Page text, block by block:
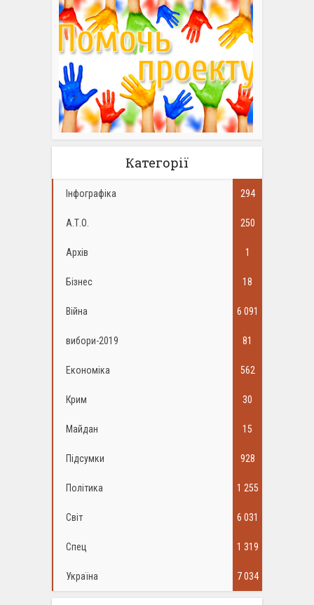
Категорії
Інфографіка 294
А.Т.О. 250
Архів 1
Бізнес 18
Війна 6 091
вибори-2019 81
Економіка 562
Крим 30
Майдан 15
Підсумки 928
Політика 1 255
Світ 6 031
Спец 1 319
Україна 7 034